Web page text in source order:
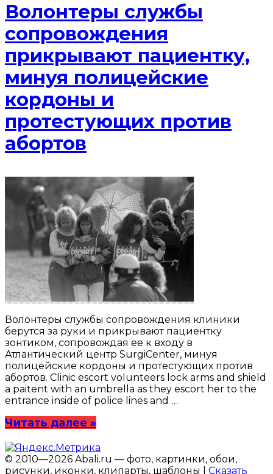
Волонтеры службы
сопровождения
прикрывают пациентку,
минуя полицейские
кордоны и
протестующих против
абортов
Волонтеры службы сопровождения клиники
берутся за руки и прикрывают пациентку
зонтиком, сопровождая ее к входу в
Атлантический центр SurgiCenter, минуя
полицейские кордоны и протестующих против
абортов. Clinic escort volunteers lock arms and shield
a paitent with an umbrella as they escort her to the
entrance inside of police lines and …
Читать далее »
© 2010—2026 Abali.ru — фото, картинки, обои,
рисунки, иконки, клипарты, шаблоны | Сказать